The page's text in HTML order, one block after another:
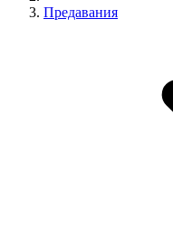
Предавания